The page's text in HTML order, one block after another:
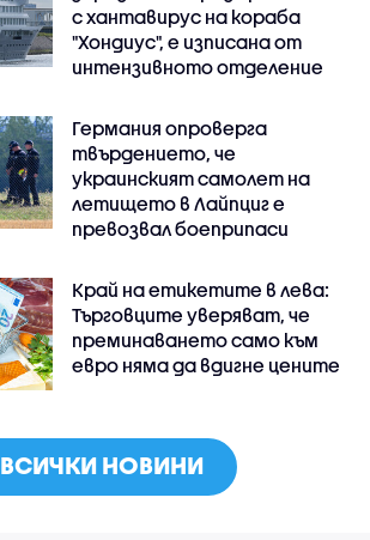
с хантавирус на кораба
"Хондиус", е изписана от
интензивното отделение
Германия опроверга
твърдението, че
украинският самолет на
летището в Лайпциг е
превозвал боеприпаси
Край на етикетите в лева:
Търговците уверяват, че
преминаването само към
евро няма да вдигне цените
ВСИЧКИ НОВИНИ